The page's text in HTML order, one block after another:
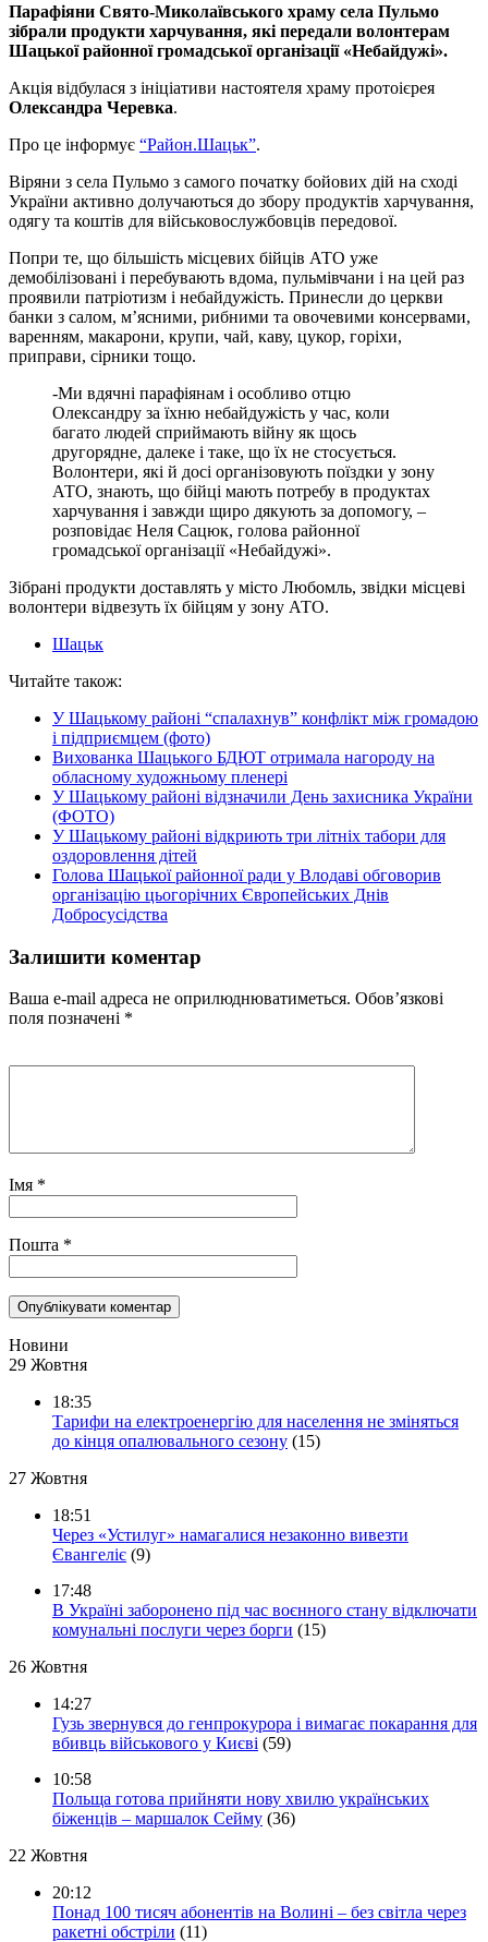
Парафіяни Свято-Миколаївського храму села Пульмо
зібрали продукти харчування, які передали волонтерам
Шацької районної громадської організації «Небайдужі».
Акція відбулася з ініціативи настоятеля храму протоієрея
Олександра Черевка.
Про це інформує “Район.Шацьк”.
Віряни з села Пульмо з самого початку бойових дій на сході
України активно долучаються до збору продуктів харчування,
одягу та коштів для військовослужбовців передової.
Попри те, що більшість місцевих бійців АТО уже
демобілізовані і перебувають вдома, пульмівчани і на цей раз
проявили патріотизм і небайдужість. Принесли до церкви
банки з салом, м’ясними, рибними та овочевими консервами,
варенням, макарони, крупи, чай, каву, цукор, горіхи,
приправи, сірники тощо.
-Ми вдячні парафіянам і особливо отцю
Олександру за їхню небайдужість у час, коли
багато людей сприймають війну як щось
другорядне, далеке і таке, що їх не стосується.
Волонтери, які й досі організовують поїздки у зону
АТО, знають, що бійці мають потребу в продуктах
харчування і завжди щиро дякують за допомогу, –
розповідає Неля Сацюк, голова районної
громадської організації «Небайдужі».
Зібрані продукти доставлять у місто Любомль, звідки місцеві
волонтери відвезуть їх бійцям у зону АТО.
Шацьк
Читайте також:
У Шацькому районі “спалахнув” конфлікт між громадою
і підприємцем (фото)
Вихованка Шацького БДЮТ отримала нагороду на
обласному художньому пленері
У Шацькому районі відзначили День захисника України
(ФОТО)
У Шацькому районі відкриють три літніх табори для
оздоровлення дітей
Голова Шацької районної ради у Влодаві обговорив
організацію цьогорічних Європейських Днів
Добросусідства
Залишити коментар
Ваша e-mail адреса не оприлюднюватиметься. Обов’язкові
поля позначені *
Імя *
Пошта *
Новини
29 Жовтня
18:35
Тарифи на електроенергію для населення не зміняться
до кінця опалювального сезону (15)
27 Жовтня
18:51
Через «Устилуг» намагалися незаконно вивезти
Євангеліє (9)
17:48
В Україні заборонено під час воєнного стану відключати
комунальні послуги через борги (15)
26 Жовтня
14:27
Гузь звернувся до генпрокурора і вимагає покарання для
вбивць військового у Києві (59)
10:58
Польща готова прийняти нову хвилю українських
біженців – маршалок Сейму (36)
22 Жовтня
20:12
Понад 100 тисяч абонентів на Волині – без світла через
ракетні обстріли (11)